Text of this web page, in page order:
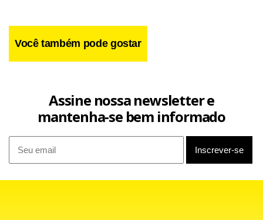
“Esta medida teria um efeito imediato e reduziria
consideravelmente, e inclusive deteria, as travessias,
Você também pode gostar
Assine nossa newsletter e
mantenha-se bem informado